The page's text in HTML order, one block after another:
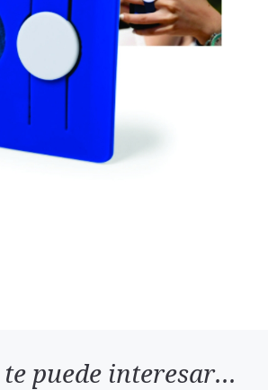
puede interesar...